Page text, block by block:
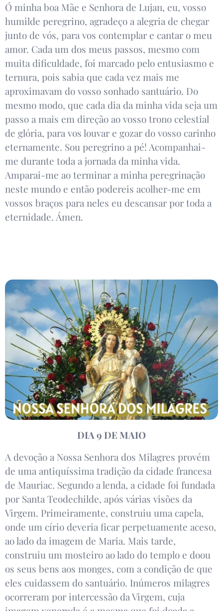
Ó minha boa Mãe e Senhora de Lujan, eu, vosso
humilde peregrino, agradeço a alegria de chegar
junto de vós, para vos contemplar e cantar o meu
amor. Cada um dos meus passos, mesmo com
muita dificuldade, foi marcado pelo entusiasmo e
ternura, pois sabia que cada vez mais me
aproximavam do vosso sonhado santuário. Do
mesmo modo, que cada dia da minha vida seja um
passo a mais em direção ao vosso trono celestial
de glória, para vos louvar e gozar do vosso carinho
eternamente. Sou peregrino a pé! Acompanhai-
me durante toda a jornada da minha vida.
Amparai-me ao terminar a minha peregrinação
neste mundo e então podereis acolher-me em
vossos braços para neles eu descansar por toda a
eternidade. Ámen.
DIA 9 DE MAIO
A devoção a Nossa Senhora dos Milagres provém
de uma antiquíssima tradição da cidade francesa
de Mauriac. Segundo a lenda, a cidade foi fundada
por Santa Teodechilde, após várias visões da
Virgem. Primeiramente, construiu uma capela,
onde um círio deveria ficar perpetuamente aceso,
ao lado da imagem de Maria. Mais tarde,
construiu um mosteiro ao lado do templo e doou
os seus bens aos monges, com a condição de que
eles cuidassem do santuário. Inúmeros milagres
ocorreram por intercessão da Virgem, cuja